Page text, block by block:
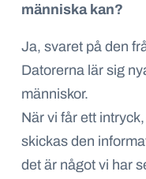
människa kan?
Ja, svaret på den
Datorerna lär sig
människor.
När vi får ett
skickas den
det är något vi har